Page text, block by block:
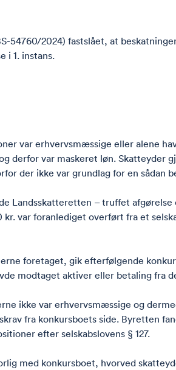
54760/2024) fastslået, at
i 1. instans.
var erhvervsmæssige eller alene
derfor var maskeret løn. Skatteyder
der ikke var grundlag for en sådan
Landsskatteretten – truffet
var foranlediget overført fra et
foretaget, gik efterfølgende
modtaget aktiver eller betaling fra
ikke var erhvervsmæssige og
fra konkursboets side.
efter selskabslovens § 127.
med konkursboet, hvorved